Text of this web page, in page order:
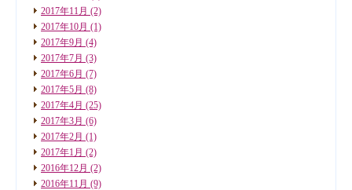
2017年11月 (2)
2017年10月 (1)
2017年9月 (4)
2017年7月 (3)
2017年6月 (7)
2017年5月 (8)
2017年4月 (25)
2017年3月 (6)
2017年2月 (1)
2017年1月 (2)
2016年12月 (2)
2016年11月 (9)